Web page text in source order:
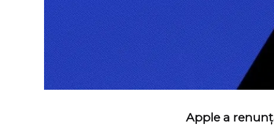
Apple a